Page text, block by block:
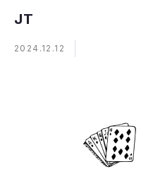
JT
2024.12.12